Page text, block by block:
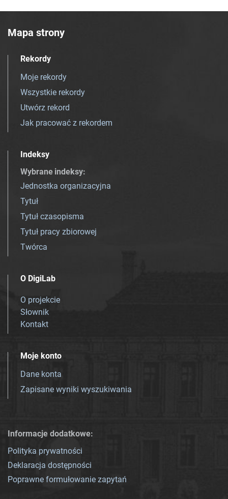
Mapa strony
Rekordy
Moje rekordy
Wszystkie rekordy
Utwórz rekord
Jak pracować z rekordem
Indeksy
Wybrane indeksy:
Jednostka organizacyjna
Tytuł
Tytuł czasopisma
Tytuł pracy zbiorowej
Twórca
O DigiLab
O projekcie
Słownik
Kontakt
Moje konto
Dane konta
Zapisane wyniki wyszukiwania
Informacje dodatkowe:
Polityka prywatności
Deklaracja dostępności
Poprawne formułowanie zapytań